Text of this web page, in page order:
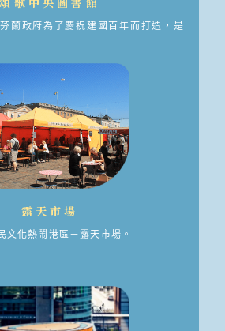
蘭政府為了慶祝建國百年而打造，是
露天市場
文化熱鬧港區－露天市場。